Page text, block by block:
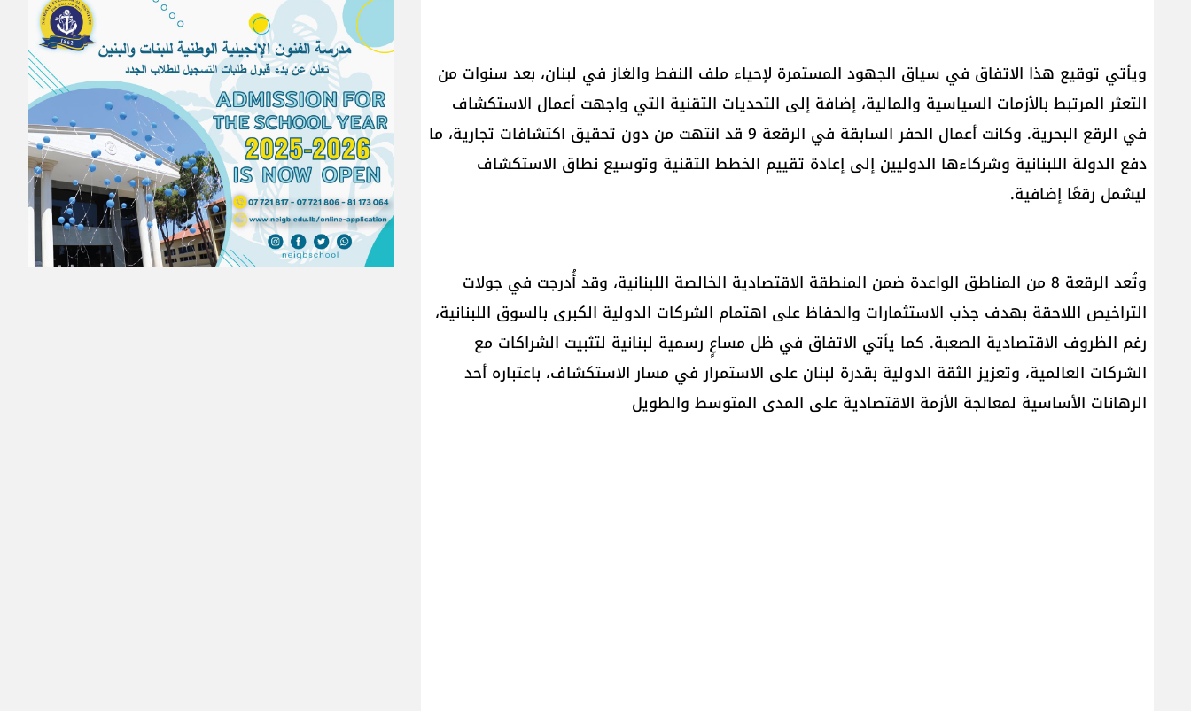
ويأتي توقيع هذا الاتفاق في سياق الجهود المستمرة لإحياء ملف النفط والغاز في لبنان، بعد سنوات من
التعثر المرتبط بالأزمات السياسية والمالية، إضافة إلى التحديات التقنية التي واجهت أعمال الاستكشاف
في الرقع البحرية. وكانت أعمال الحفر السابقة في الرقعة 9 قد انتهت من دون تحقيق اكتشافات تجارية، ما
دفع الدولة اللبنانية وشركاءها الدوليين إلى إعادة تقييم الخطط التقنية وتوسيع نطاق الاستكشاف
ليشمل رقعًا إضافية.
وتُعد الرقعة 8 من المناطق الواعدة ضمن المنطقة الاقتصادية الخالصة اللبنانية، وقد أُدرجت في جولات
التراخيص اللاحقة بهدف جذب الاستثمارات والحفاظ على اهتمام الشركات الدولية الكبرى بالسوق اللبنانية،
رغم الظروف الاقتصادية الصعبة. كما يأتي الاتفاق في ظل مساعٍ رسمية لبنانية لتثبيت الشراكات مع
الشركات العالمية، وتعزيز الثقة الدولية بقدرة لبنان على الاستمرار في مسار الاستكشاف، باعتباره أحد
الرهانات الأساسية لمعالجة الأزمة الاقتصادية على المدى المتوسط والطويل